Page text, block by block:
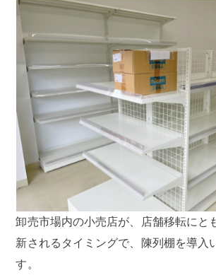
卸売市場内の小売店が、店舗移転にと
新されるタイミングで、陳列棚を導入
す。